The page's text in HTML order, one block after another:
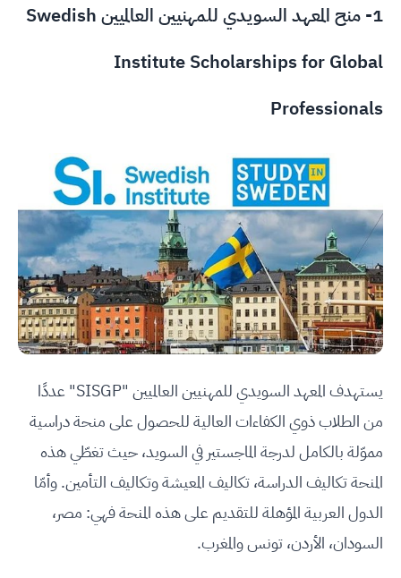
1- منح المعهد السويدي للمهنيين العالميين Swedish
Institute Scholarships for Global
Professionals
يستهدف المعهد السويدي للمهنيين العالميين "SISGP" عددًا
من الطلاب ذوي الكفاءات العالية للحصول على منحة دراسية
مموّلة بالكامل لدرجة الماجستير في السويد، حيث تغطّي هذه
المنحة تكاليف الدراسة، تكاليف المعيشة وتكاليف التأمين. وأمّا
الدول العربية المؤهلة للتقديم على هذه المنحة فهي: مصر،
السودان، الأردن، تونس والمغرب.